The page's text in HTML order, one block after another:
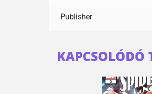
Publisher
KAPCSOLÓDÓ